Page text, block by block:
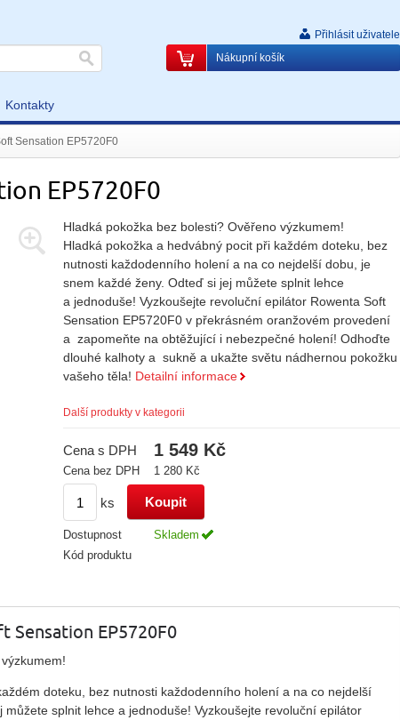
Kontakty
Přihlásit uživatele
Nákupní košík
Sensation EP5720F0
EP5720F0
Hladká pokožka bez bolesti? Ověřeno výzkumem!
Hladká pokožka a hedvábný pocit při každém doteku, bez
nutnosti každodenního holení a na co nejdelší dobu, je
snem každé ženy. Odteď si jej můžete splnit lehce
a jednoduše! Vyzkoušejte revoluční epilátor Rowenta Soft
Sensation EP5720F0 v překrásném oranžovém provedení
a zapomeňte na obtěžující i nebezpečné holení! Odhoďte
dlouhé kalhoty a sukně a ukažte světu nádhernou pokožku
vašeho těla! Detailní informace
Další produkty v kategorii
Cena s DPH 1 549 Kč
Cena bez DPH 1 280 Kč
ks
Dostupnost
Skladem
Kód produktu
Sensation EP5720F0
doteku, bez nutnosti každodenního holení a na co nejdelší
splnit lehce a jednoduše! Vyzkoušejte revoluční epilátor